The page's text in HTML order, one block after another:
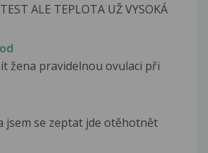
ALE TEPLOTA UŽ VYSOKÁ
žena pravidelnou ovulaci při
jsem se zeptat jde otěhotnět